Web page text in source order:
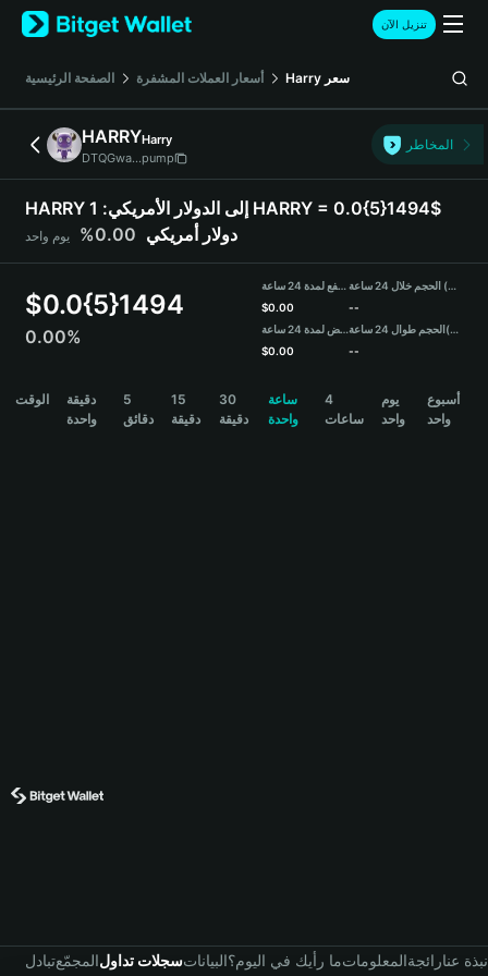
English
日本語
Русский
Español (Latinoamérica)
Türkçe
Deutsch
简体中文
Português (Portugal)
Bahasa Indonesia
বাংলা
تنزيل الآن
الصفحة الرئيسية أسعار العملات المشفرة Harry سعر
HARRYHarry
DTQGwa...pump
المخاطر
HARRY إلى الدولار الأمريكي: 1 HARRY = 0.0{5}1494$
دولار أمريكي 0.00% يوم واحد
$0.0{5}1494
0.00%
مرتفع لمدة 24 ساعة
$0.00
منخفض لمدة 24 ساعة
$0.00
الحجم خلال 24 ساعة (HARRY)
--
الحجم طوال 24 ساعة(USDT)
--
الوقت
دقيقة
واحدة
5
دقائق
15
دقيقة
30
دقيقة
ساعة
واحدة
4
ساعات
يوم
واحد
أسبوع
واحد
تبادلالمجمّعسجلات تداولالبياناتما رأيك في اليوم؟المعلوماترائجةنبذة عنا